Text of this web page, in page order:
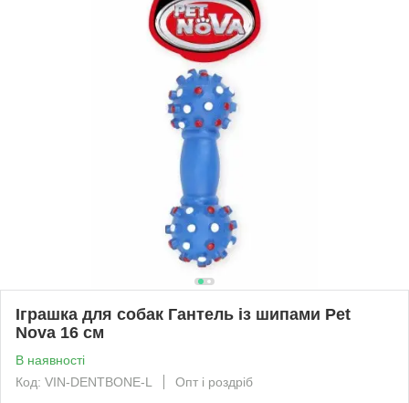
Іграшка для собак Гантель із шипами Pet
Nova 16 см
В наявності
Код: VIN-DENTBONE-L
Опт і роздріб